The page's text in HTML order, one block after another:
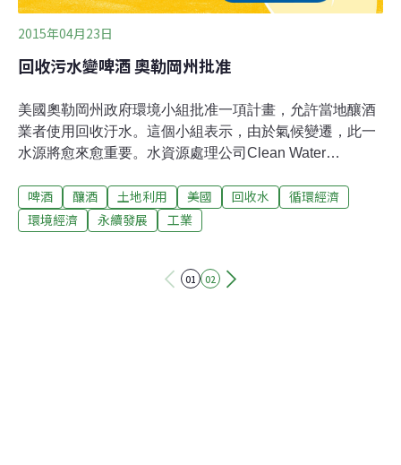
2015年04月23日
回收污水變啤酒 奧勒岡州批准
美國奧勒岡州政府環境小組批准一項計畫，允許當地釀酒
業者使用回收汙水。這個小組表示，由於氣候變遷，此一
水源將愈來愈重要。水資源處理公司Clean Water
對新水源的需求。釀製一桶啤酒平均需要5桶水。俄勒岡
州釀酒業俱樂部主席赫吉蒙（Lee Hedgmon）說：「釀酒
品將很安全，因為回收水具高品質、釀酒過程額外殺菌及
啤酒 釀酒 土地利用 美國 回收水
循環經濟
環境經濟
永續發展 工業
01 02